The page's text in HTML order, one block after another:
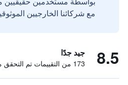
مع شركائنا الخارجيين
8.5 جيد جدًا
173 من التقييمات تم التحقق منها